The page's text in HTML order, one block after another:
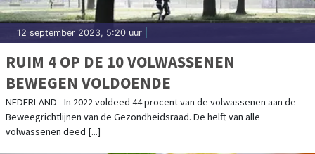
12 september 2023, 5:20 uur
RUIM 4 OP DE 10 VOLWASSENEN
BEWEGEN VOLDOENDE
NEDERLAND - In 2022 voldeed 44 procent van de volwassenen aan de
Beweegrichtlijnen van de Gezondheidsraad. De helft van alle
volwassenen deed [...]